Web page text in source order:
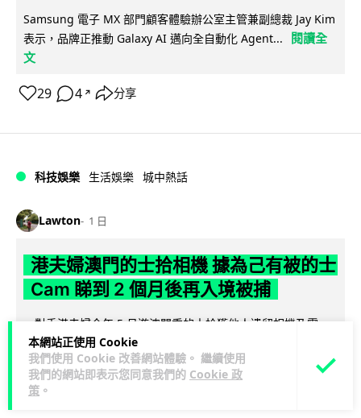
本網站正使用 Cookie
我們使用 Cookie 改善網站體驗。 繼續使用
我們的網站即表示您同意我們的 Cookie 政
策 。
Samsung 電子 MX 部門顧客體驗辦公室主管兼副總裁 Jay Kim
表示，品牌正推動 Galaxy AI 邁向全自動化 Agent...
閱讀全
文
29 4 ↗ 分享
科技娛樂 生活娛樂 城中熱話
Lawton 1 日
港夫婦澳門的士拾相機 據為己有被的士
Cam 睇到 2 個月後再入境被捕
一對香港夫婦今年 5 月遊澳門乘的士拾獲他人遺留相機及電
池，拾遺不報並帶返香港自用。兩人本月 2 日經港珠澳大橋再
次入境澳門時，被治安警察局...
閱讀全文
548